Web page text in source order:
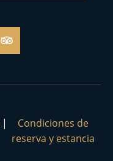
|
Condiciones de
reserva y estancia